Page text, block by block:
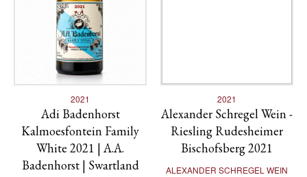
2021
Adi Badenhorst
Kalmoesfontein Family
White 2021 | A.A.
Badenhorst | Swartland
2021
Alexander Schregel Wein -
Riesling Rudesheimer
Bischofsberg 2021
ALEXANDER SCHREGEL WEIN